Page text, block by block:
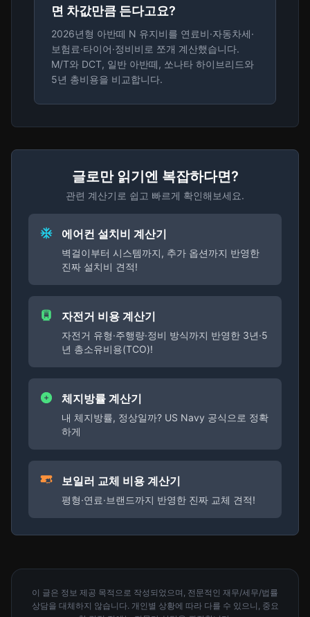
면 차값만큼 든다고요?
2026년형 아반떼 N 유지비를 연료비·자동차세·
보험료·타이어·정비비로 쪼개 계산했습니다.
M/T와 DCT, 일반 아반떼, 쏘나타 하이브리드와
5년 총비용을 비교합니다.
글로만 읽기엔 복잡하다면?
관련 계산기로 쉽고 빠르게 확인해보세요.
에어컨 설치비 계산기
벽걸이부터 시스템까지, 추가 옵션까지 반영한
진짜 설치비 견적!
자전거 비용 계산기
자전거 유형·주행량·정비 방식까지 반영한 3년·5
년 총소유비용(TCO)!
체지방률 계산기
내 체지방률, 정상일까? US Navy 공식으로 정확
하게
보일러 교체 비용 계산기
평형·연료·브랜드까지 반영한 진짜 교체 견적!
이 글은 정보 제공 목적으로 작성되었으며, 전문적인 재무/세무/법률
상담을 대체하지 않습니다. 개인별 상황에 따라 다를 수 있으니, 중요